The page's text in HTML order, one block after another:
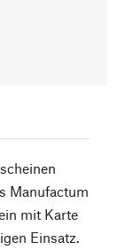
Manufactum
mit Karte
Einsatz.